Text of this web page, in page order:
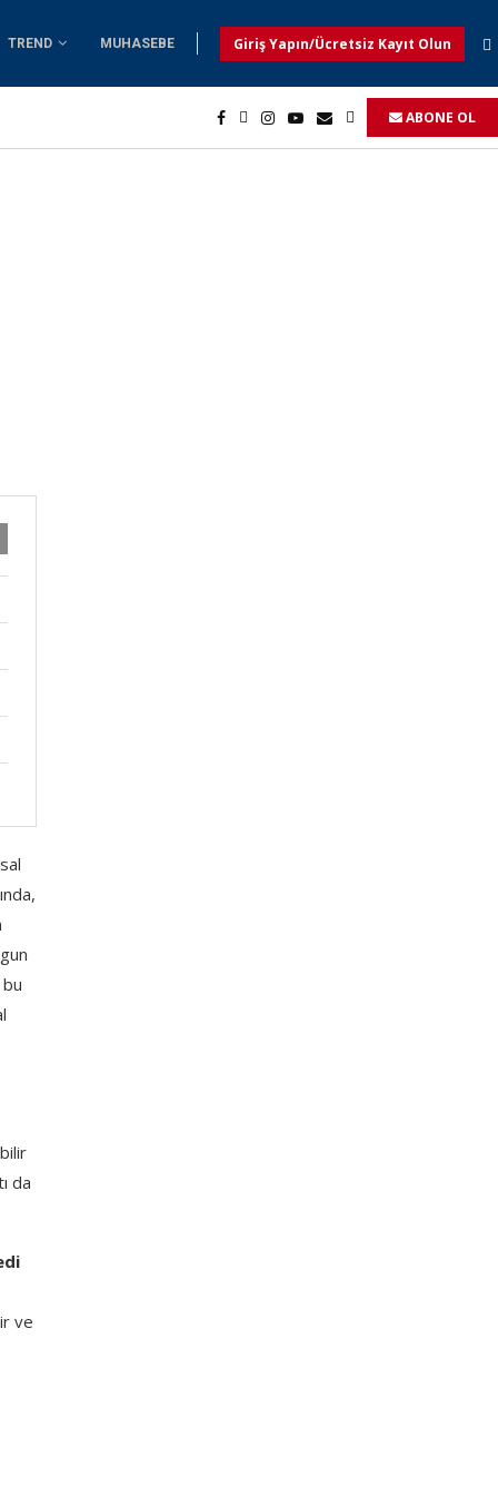
TREND MUHASEBE Giriş Yapın/Ücretsiz Kayıt Olun
ABONE OL
da
ve